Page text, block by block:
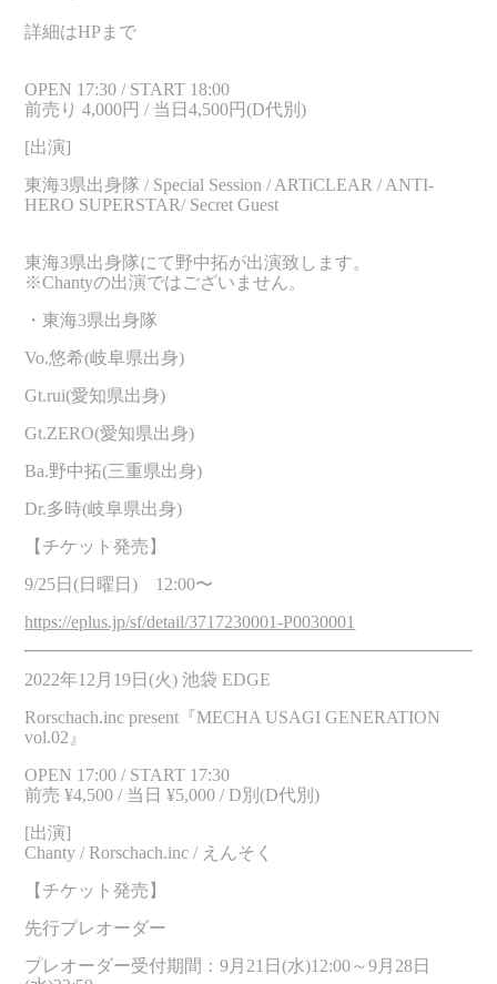
詳細はHPまで
OPEN 17:30 / START 18:00
前売り 4,000円 / 当日4,500円(D代別)
[出演]
東海3県出身隊 / Special Session / ARTiCLEAR / ANTI-
HERO SUPERSTAR/ Secret Guest
東海3県出身隊にて野中拓が出演致します。
※Chantyの出演ではございません。
・東海3県出身隊
Vo.悠希(岐阜県出身)
Gt.rui(愛知県出身)
Gt.ZERO(愛知県出身)
Ba.野中拓(三重県出身)
Dr.多時(岐阜県出身)
【チケット発売】
9/25日(日曜日) 12:00〜
https://eplus.jp/sf/detail/3717230001-P0030001
2022年12月19日(火) 池袋 EDGE
Rorschach.inc present『MECHA USAGI GENERATION
vol.02』
OPEN 17:00 / START 17:30
前売 ¥4,500 / 当日 ¥5,000 / D別(D代別)
[出演]
Chanty / Rorschach.inc / えんそく
【チケット発売】
先行プレオーダー
プレオーダー受付期間：9月21日(水)12:00～9月28日